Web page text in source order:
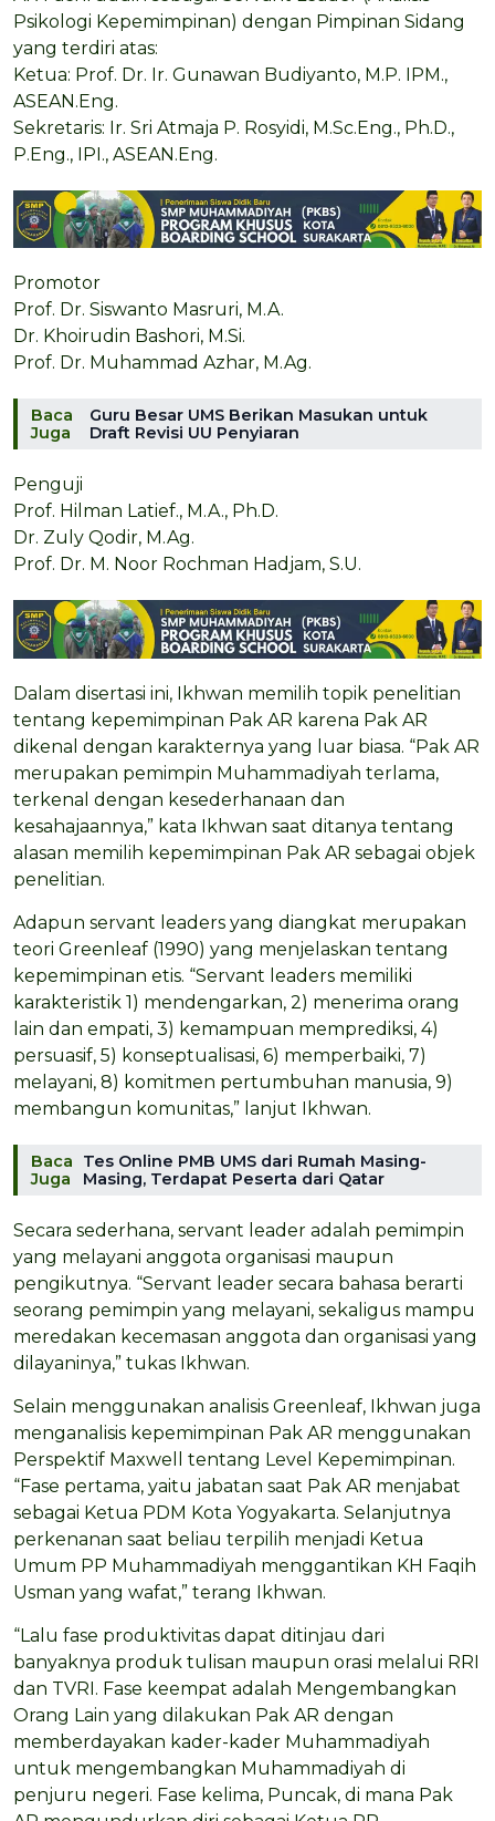
Psikologi Kepemimpinan) dengan Pimpinan Sidang
yang terdiri atas:
Ketua: Prof. Dr. Ir. Gunawan Budiyanto, M.P. IPM.,
ASEAN.Eng.
Sekretaris: Ir. Sri Atmaja P. Rosyidi, M.Sc.Eng., Ph.D.,
P.Eng., IPI., ASEAN.Eng.
Promotor
Prof. Dr. Siswanto Masruri, M.A.
Dr. Khoirudin Bashori, M.Si.
Prof. Dr. Muhammad Azhar, M.Ag.
Baca
Juga
Guru Besar UMS Berikan Masukan untuk
Draft Revisi UU Penyiaran
Penguji
Prof. Hilman Latief., M.A., Ph.D.
Dr. Zuly Qodir, M.Ag.
Prof. Dr. M. Noor Rochman Hadjam, S.U.
Dalam disertasi ini, Ikhwan memilih topik penelitian
tentang kepemimpinan Pak AR karena Pak AR
dikenal dengan karakternya yang luar biasa. “Pak AR
merupakan pemimpin Muhammadiyah terlama,
terkenal dengan kesederhanaan dan
kesahajaannya,” kata Ikhwan saat ditanya tentang
alasan memilih kepemimpinan Pak AR sebagai objek
penelitian.
Adapun servant leaders yang diangkat merupakan
teori Greenleaf (1990) yang menjelaskan tentang
kepemimpinan etis. “Servant leaders memiliki
karakteristik 1) mendengarkan, 2) menerima orang
lain dan empati, 3) kemampuan memprediksi, 4)
persuasif, 5) konseptualisasi, 6) memperbaiki, 7)
melayani, 8) komitmen pertumbuhan manusia, 9)
membangun komunitas,” lanjut Ikhwan.
Baca
Juga
Tes Online PMB UMS dari Rumah Masing-
Masing, Terdapat Peserta dari Qatar
Secara sederhana, servant leader adalah pemimpin
yang melayani anggota organisasi maupun
pengikutnya. “Servant leader secara bahasa berarti
seorang pemimpin yang melayani, sekaligus mampu
meredakan kecemasan anggota dan organisasi yang
dilayaninya,” tukas Ikhwan.
Selain menggunakan analisis Greenleaf, Ikhwan juga
menganalisis kepemimpinan Pak AR menggunakan
Perspektif Maxwell tentang Level Kepemimpinan.
“Fase pertama, yaitu jabatan saat Pak AR menjabat
sebagai Ketua PDM Kota Yogyakarta. Selanjutnya
perkenanan saat beliau terpilih menjadi Ketua
Umum PP Muhammadiyah menggantikan KH Faqih
Usman yang wafat,” terang Ikhwan.
“Lalu fase produktivitas dapat ditinjau dari
banyaknya produk tulisan maupun orasi melalui RRI
dan TVRI. Fase keempat adalah Mengembangkan
Orang Lain yang dilakukan Pak AR dengan
memberdayakan kader-kader Muhammadiyah
untuk mengembangkan Muhammadiyah di
penjuru negeri. Fase kelima, Puncak, di mana Pak